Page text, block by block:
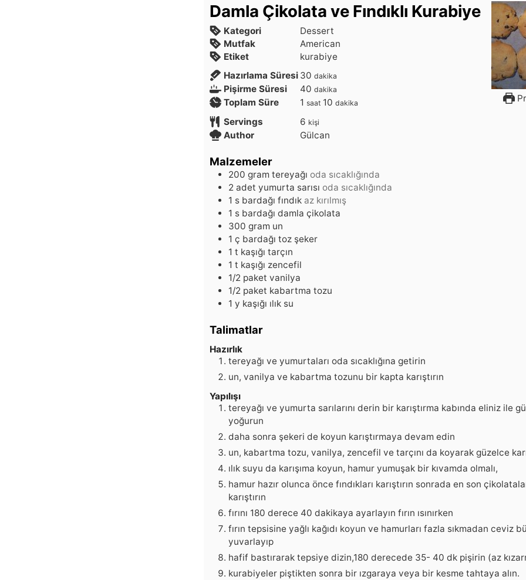
Damla Çikolata ve Fındıklı Kurabiye
Kategori
Dessert
Mutfak
American
Etiket
kurabiye
Hazırlama Süresi 30d
a
k
k
a
dakika
Pişirme Süresi 40d
a
i
k
dakika
Toplam Süre 1 s
a
t
saat 10ddakika
Servings 6 kişi
Author Gülcan
Malzemeler
200 gram tereyağı oda sıcaklığında
2 adet yumurta sarısı oda sıcaklığında
1 s bardağı fındık az kırılmış
1 s bardağı damla çikolata
300 gram un
1 ç bardağı toz şeker
1 t kaşığı tarçın
1 t kaşığı zencefil
1/2 paket vanilya
1/2 paket kabartma tozu
1 y kaşığı ılık su
Talimatlar
Hazırlık
tereyağı ve yumurtaları oda sıcaklığına getirin
un, vanilya ve kabartma tozunu bir kapta karıştırın
Yapılışı
tereyağı ve yumurta sarılarını derin bir karıştırma kabında eliniz ile
yoğurun
daha sonra şekeri de koyun karıştırmaya devam edin
un, kabartma tozu, vanilya, zencefil ve tarçını da koyarak güzelce
ılık suyu da karışıma koyun, hamur yumuşak bir kıvamda olmalı,
hamur hazır olunca önce fındıkları karıştırın sonrada en son
karıştırın
fırını 180 derece 40 dakikaya ayarlayın fırın ısınırken
fırın tepsisine yağlı kağıdı koyun ve hamurları fazla sıkmadan ceviz
yuvarlayıp
hafif bastırarak tepsiye dizin,180 derecede 35- 40 dk pişirin (az
kurabiyeler piştikten sonra bir ızgaraya veya bir kesme tahtaya alın.